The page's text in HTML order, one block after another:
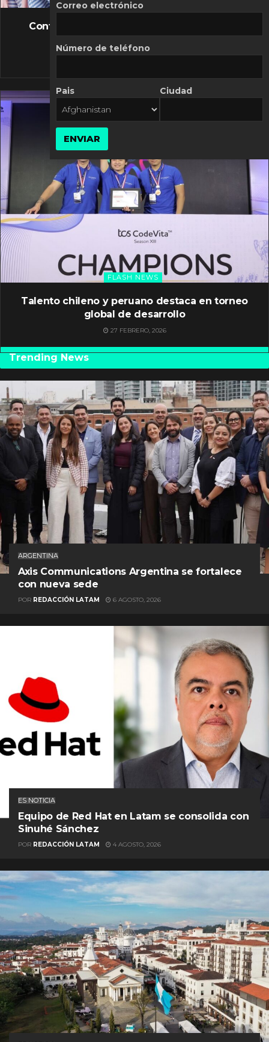
FLASH NEWS
Controversia de Mercado Libre por costos
10 MARZO, 2026
FLASH NEWS
Talento chileno y peruano destaca en torneo
global de desarrollo
27 FEBRERO, 2026
Trending News
ARGENTINA
Axis Communications Argentina se fortalece
con nueva sede
POR REDACCIÓN LATAM 6 AGOSTO, 2026
ES NOTICIA
Equipo de Red Hat en Latam se consolida con
Sinuhé Sánchez
POR REDACCIÓN LATAM 4 AGOSTO, 2026
Correo electrónico
Número de teléfono
Pais Ciudad
ENVIAR